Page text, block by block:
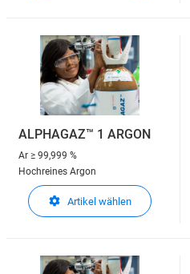
ALPHAGAZ™ 1 ARGON
Ar ≥ 99,999 %
Hochreines Argon
Artikel wählen